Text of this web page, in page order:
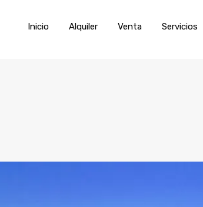
Inicio Alquiler
Inicio Alquiler Venta Servicios